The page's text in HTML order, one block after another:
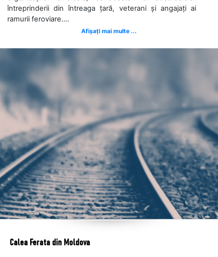
întreprinderii din întreaga țară, veterani și angajați ai
ramurii feroviare....
Afișați mai multe ...
Calea Ferata din Moldova